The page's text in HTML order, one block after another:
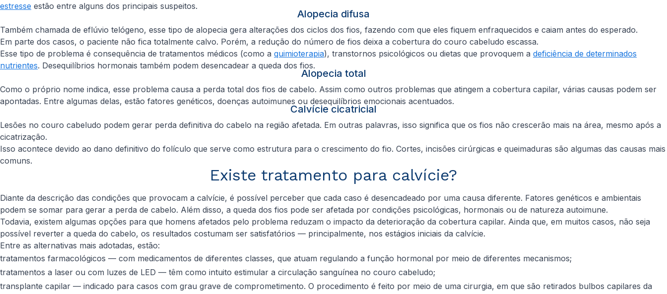
estresse estão entre alguns dos principais suspeitos.
Alopecia difusa
Também chamada de eflúvio telógeno, esse tipo de alopecia gera alterações dos ciclos dos fios, fazendo com que eles fiquem enfraquecidos e caiam antes do esperado.
Em parte dos casos, o paciente não fica totalmente calvo. Porém, a redução do número de fios deixa a cobertura do couro cabeludo escassa.
Esse tipo de problema é consequência de tratamentos médicos (como a quimioterapia), transtornos psicológicos ou dietas que provoquem a deficiência de determinados
nutrientes. Desequilíbrios hormonais também podem desencadear a queda dos fios.
Alopecia total
Como o próprio nome indica, esse problema causa a perda total dos fios de cabelo. Assim como outros problemas que atingem a cobertura capilar, várias causas podem ser
apontadas. Entre algumas delas, estão fatores genéticos, doenças autoimunes ou desequilíbrios emocionais acentuados.
Calvície cicatricial
Lesões no couro cabeludo podem gerar perda definitiva do cabelo na região afetada. Em outras palavras, isso significa que os fios não crescerão mais na área, mesmo após a
cicatrização.
Isso acontece devido ao dano definitivo do folículo que serve como estrutura para o crescimento do fio. Cortes, incisões cirúrgicas e queimaduras são algumas das causas mais
comuns.
Existe tratamento para calvície?
Diante da descrição das condições que provocam a calvície, é possível perceber que cada caso é desencadeado por uma causa diferente. Fatores genéticos e ambientais
podem se somar para gerar a perda de cabelo. Além disso, a queda dos fios pode ser afetada por condições psicológicas, hormonais ou de natureza autoimune.
Todavia, existem algumas opções para que homens afetados pelo problema reduzam o impacto da deterioração da cobertura capilar. Ainda que, em muitos casos, não seja
possível reverter a queda do cabelo, os resultados costumam ser satisfatórios — principalmente, nos estágios iniciais da calvície.
Entre as alternativas mais adotadas, estão:
tratamentos farmacológicos — com medicamentos de diferentes classes, que atuam regulando a função hormonal por meio de diferentes mecanismos;
tratamentos a laser ou com luzes de LED — têm como intuito estimular a circulação sanguínea no couro cabeludo;
transplante capilar — indicado para casos com grau grave de comprometimento. O procedimento é feito por meio de uma cirurgia, em que são retirados bulbos capilares da